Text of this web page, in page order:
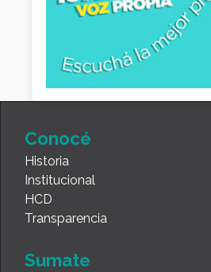
Conocé
Historia
Institucional
HCD
Transparencia
Sumate